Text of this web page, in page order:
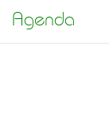
Agenda